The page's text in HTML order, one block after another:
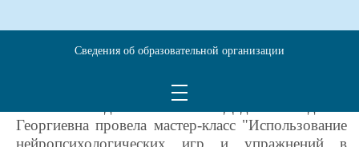
упражнений в домашних условиях"
В рамках мероприятий консалтингового центра
Георгиевна провела мастер-класс "Использование
нейропсихологических игр и упражнений в
Сведения об образовательной организации